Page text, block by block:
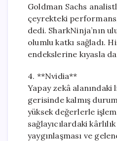
Goldman Sachs
çeyrekteki
dedi. SharkNinja’nın
olumlu katkı sağladı.
endekslerine kıyasla
4. **Nvidia**
Yapay zekâ
gerisinde kalmış
yüksek değerlerle
sağlayıcılardaki
yaygınlaşması ve